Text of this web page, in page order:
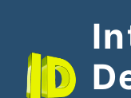
springen